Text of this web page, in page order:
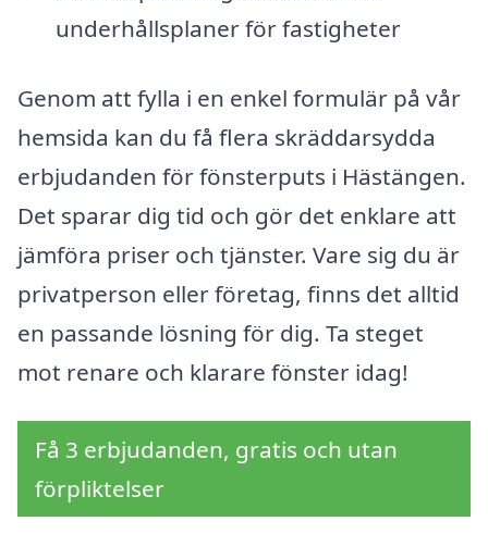
underhållsplaner för fastigheter
Genom att fylla i en enkel formulär på vår
hemsida kan du få flera skräddarsydda
erbjudanden för fönsterputs i Hästängen.
Det sparar dig tid och gör det enklare att
jämföra priser och tjänster. Vare sig du är
privatperson eller företag, finns det alltid
en passande lösning för dig. Ta steget
mot renare och klarare fönster idag!
Få 3 erbjudanden, gratis och utan
förpliktelser